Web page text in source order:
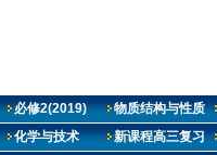
必修2(2019) 物质结构与性质
化学与技术 新课程高三复习